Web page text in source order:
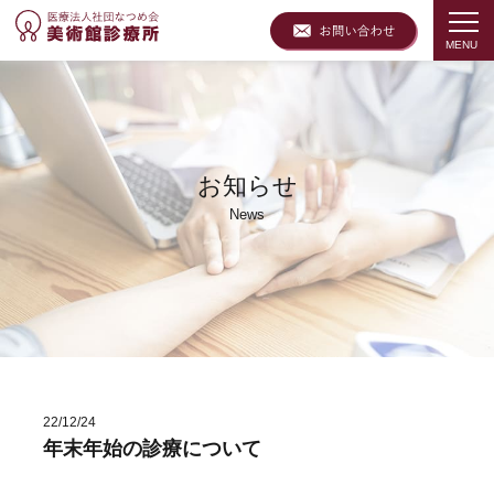
お知らせ
News
22/12/24
年末年始の診療について